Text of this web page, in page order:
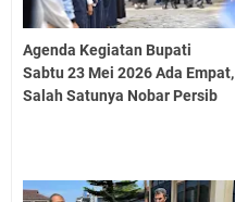
Agenda Kegiatan Bupati
Sabtu 23 Mei 2026 Ada Empat,
Salah Satunya Nobar Persib